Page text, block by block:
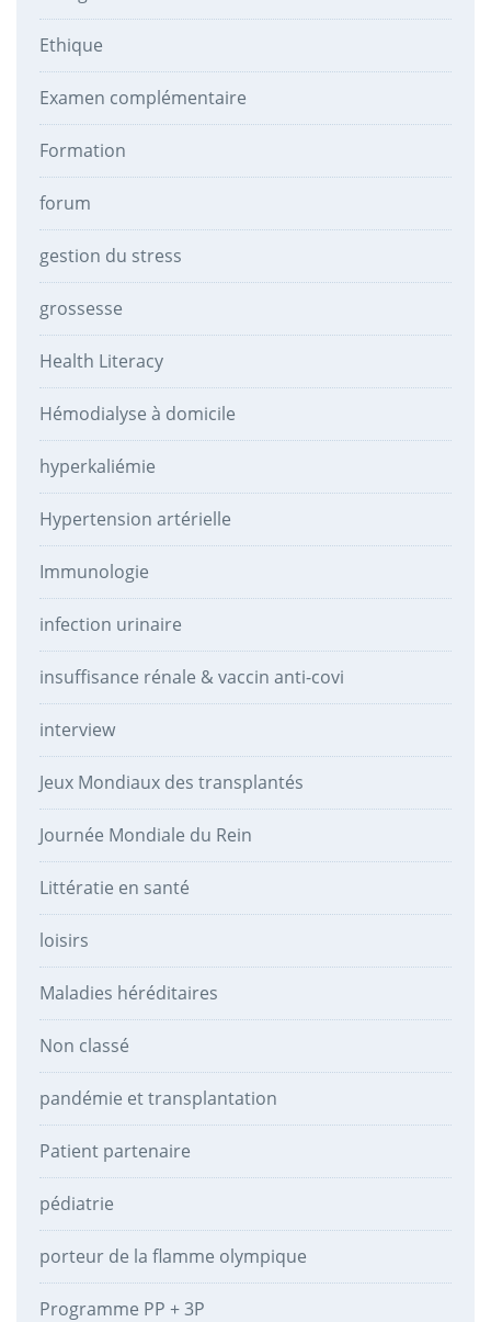
Ethique
Examen complémentaire
Formation
forum
gestion du stress
grossesse
Health Literacy
Hémodialyse à domicile
hyperkaliémie
Hypertension artérielle
Immunologie
infection urinaire
insuffisance rénale & vaccin anti-covi
interview
Jeux Mondiaux des transplantés
Journée Mondiale du Rein
Littératie en santé
loisirs
Maladies héréditaires
Non classé
pandémie et transplantation
Patient partenaire
pédiatrie
porteur de la flamme olympique
Programme PP + 3P